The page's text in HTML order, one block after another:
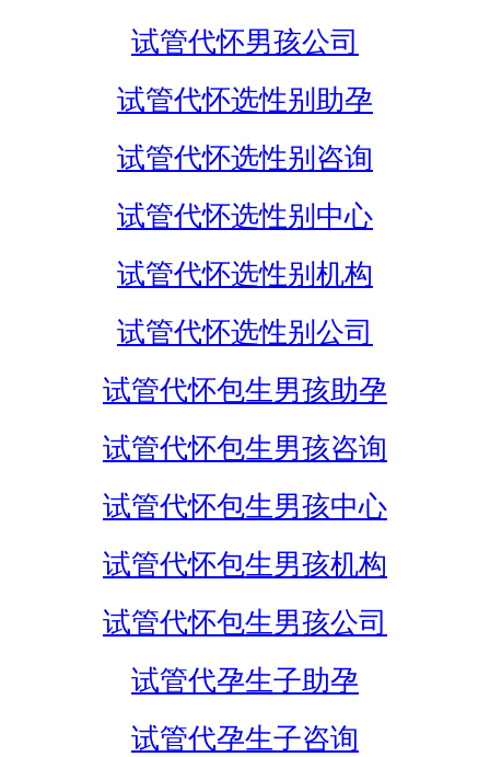
试管代怀男孩公司
试管代怀选性别助孕
试管代怀选性别咨询
试管代怀选性别中心
试管代怀选性别机构
试管代怀选性别公司
试管代怀包生男孩助孕
试管代怀包生男孩咨询
试管代怀包生男孩中心
试管代怀包生男孩机构
试管代怀包生男孩公司
试管代孕生子助孕
试管代孕生子咨询